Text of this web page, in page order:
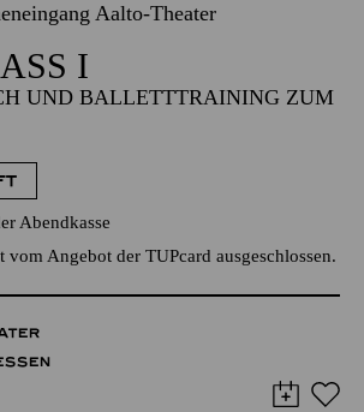
Aalto-Theater
I
UND BALLETTTRAINING ZUM
Abendkasse
vom Angebot der TUPcard ausgeschlossen.